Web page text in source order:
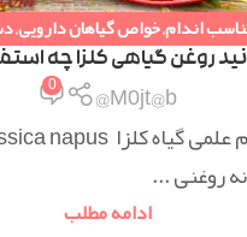
اندام,خواص گیاهان دارویی,
روغن گیاهی کلزا چه
M0jt@b@
0
روغنی ...
ادامه مطلب